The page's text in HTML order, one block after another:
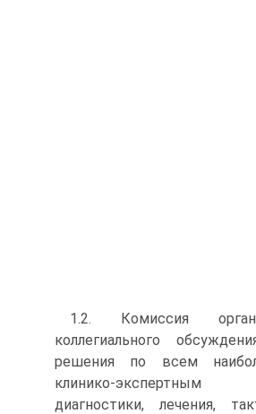
1.2. Комиссия
коллегиального
решения по всем
клинико-
диагностики, лечения,